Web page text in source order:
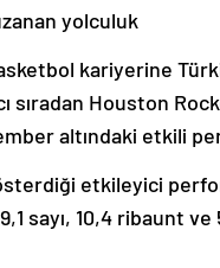
yolculuk
kariyerine
sıradan Houston
altındaki etkili
etkileyici
sayı, 10,4 ribaunt